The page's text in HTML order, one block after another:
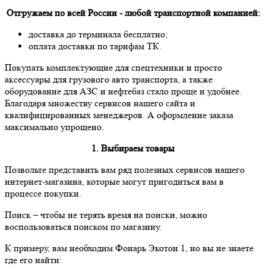
Отгружаем по всей России - любой транспортной компанией:
доставка до терминала бесплатно;
оплата доставки по тарифам ТК.
Покупать комплектующие для спецтехники и просто
аксессуары для грузового авто транспорта, а также
оборудование для АЗС и нефтебаз стало проще и удобнее.
Благодаря множеству сервисов нашего сайта и
квалифицированных менеджеров. А оформление заказа
максимально упрощено.
1. Выбираем товары
Позвольте представить вам ряд полезных сервисов нашего
интернет-магазина, которые могут пригодиться вам в
процессе покупки.
Поиск– чтобы не терять время на поиски, можно
воспользоваться поиском по магазину.
К примеру, вам необходим Фонарь Экотон 1, но вы не знаете
где его найти: